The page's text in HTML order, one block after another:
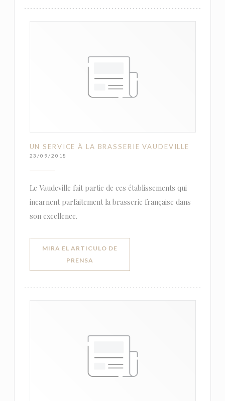
UN SERVICE À LA BRASSERIE VAUDEVILLE
23/09/2018
Le Vaudeville fait partie de ces établissements qui
incarnent parfaitement la brasserie française dans
son excellence.
MIRA EL ARTICULO DE
PRENSA